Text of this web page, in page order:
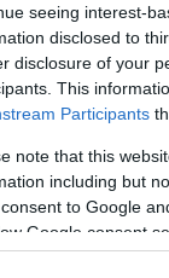
seeing interest-
disclosed to
disclosure of your
This
Participants
note that this
including but
to Google
Google consent